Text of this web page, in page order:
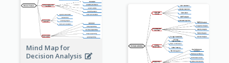
Mind Map for
Decision Analysis